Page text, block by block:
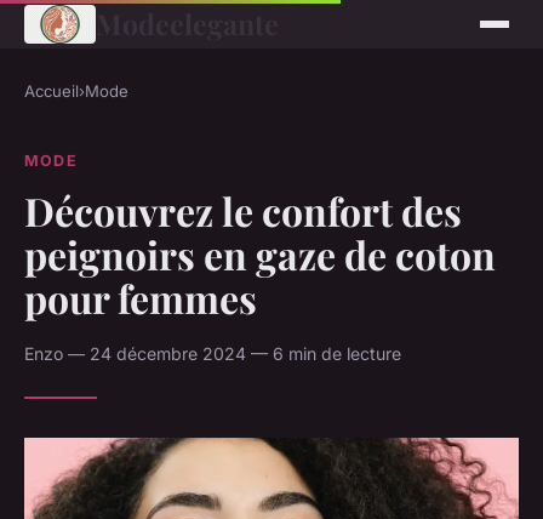
Accueil›Mode
MODE
Découvrez le confort des
peignoirs en gaze de coton
pour femmes
Enzo — 24 décembre 2024 — 6 min de lecture